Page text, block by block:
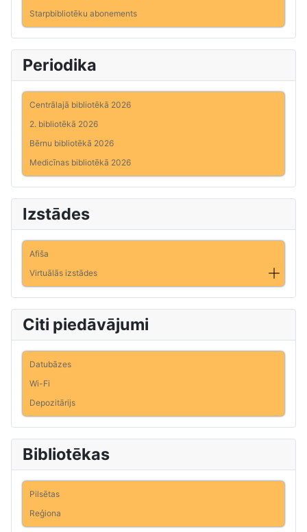
Starpbibliotēku abonements
Periodika
Centrālajā bibliotēkā 2026
2. bibliotēkā 2026
Bērnu bibliotēkā 2026
Medicīnas bibliotēkā 2026
Izstādes
Afiša
Virtuālās izstādes
Citi piedāvājumi
Datubāzes
Wi-Fi
Depozitārijs
Bibliotēkas
Pilsētas
Reģiona